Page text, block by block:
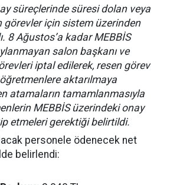
süreçlerinde süresi dolan veya
görevler için sistem üzerinden
8 Ağustos’a kadar MEBBİS
salon başkanı ve
iptal edilerek, resen görev
aktarılmaya
atamaların tamamlanmasıyla
MEBBİS üzerindeki onay
etmeleri gerektiği belirtildi.
personele ödenecek net
belirlendi: